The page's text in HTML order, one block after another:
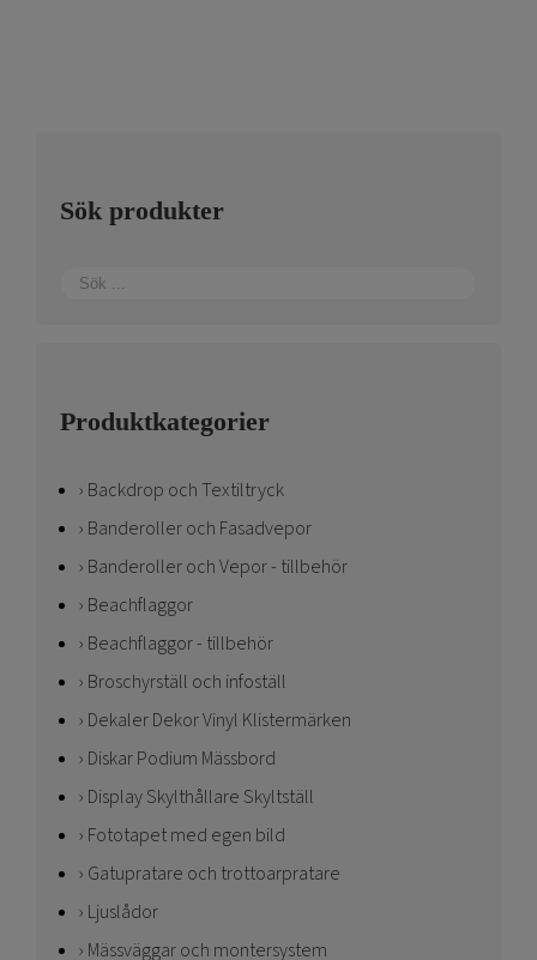
Sök produkter
Produktkategorier
Backdrop och Textiltryck
Banderoller och Fasadvepor
Banderoller och Vepor - tillbehör
Beachflaggor
Beachflaggor - tillbehör
Broschyrställ och infoställ
Dekaler Dekor Vinyl Klistermärken
Diskar Podium Mässbord
Display Skylthållare Skyltställ
Fototapet med egen bild
Gatupratare och trottoarpratare
Ljuslådor
Mässväggar och montersystem